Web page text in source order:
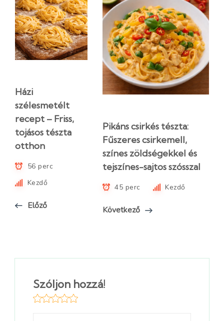
Házi
szélesmetélt
recept – Friss,
tojásos tészta
otthon
56 perc
Kezdő
Előző
Pikáns csirkés tészta:
Fűszeres csirkemell,
színes zöldségekkel és
tejszínes-sajtos szósszal
45 perc Kezdő
Következő
Szóljon hozzá!